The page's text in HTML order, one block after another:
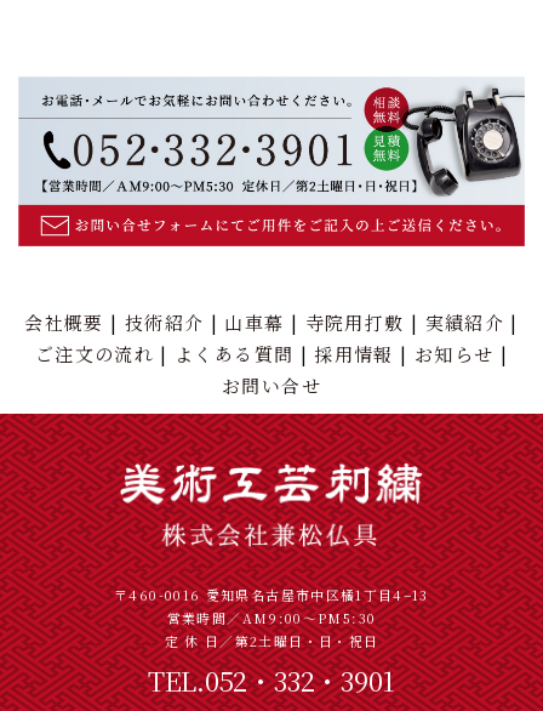
会社概要 技術紹介 山車幕 寺院用打敷
実績紹介
ご注文の流れ
よくある質問 採用情報
お知らせ
お問い合せ
〒460-0016 愛知県名古屋市中区橘1丁目4−13
営業時間／AM9:00～PM5:30
定 休 日／第2土曜日・日・祝日
TEL.052・332・3901